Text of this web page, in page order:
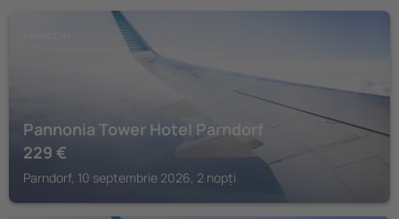
Pannonia Tower Hotel Parndorf
229 €
Parndorf, 10 septembrie 2026, 2 nopți